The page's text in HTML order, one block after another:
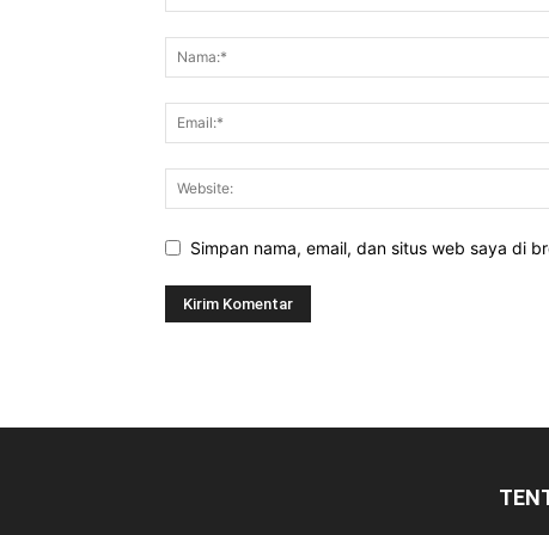
Simpan nama, email, dan situs web saya di